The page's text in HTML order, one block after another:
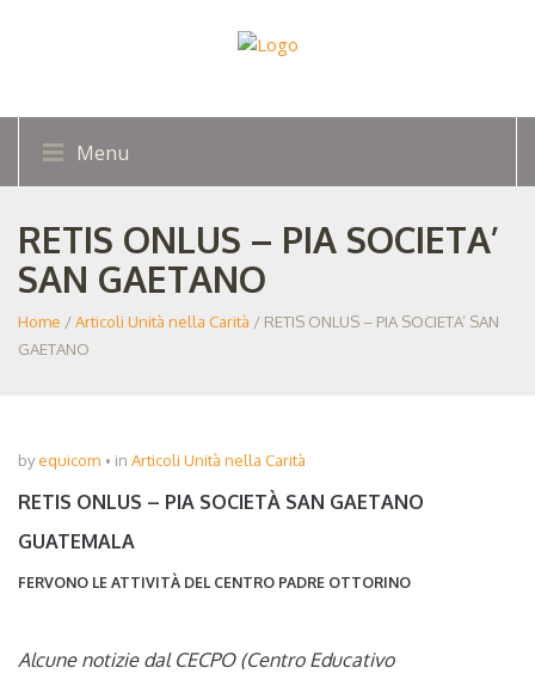
Menu
RETIS ONLUS – PIA SOCIETA’
SAN GAETANO
Home /Articoli Unità nella Carità / RETIS ONLUS – PIA SOCIETA’ SAN
GAETANO
byequicom in Articoli Unità nella Carità
RETIS ONLUS – PIA SOCIETÀ SAN GAETANO
GUATEMALA
FERVONO LE ATTIVITÀ DEL CENTRO PADRE OTTORINO
Alcune notizie dal CECPO (Centro Educativo